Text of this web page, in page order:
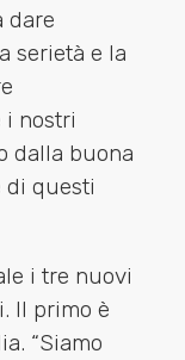
dare
serietà e la
i nostri
dalla buona
di questi
i tre nuovi
Il primo è
“Siamo